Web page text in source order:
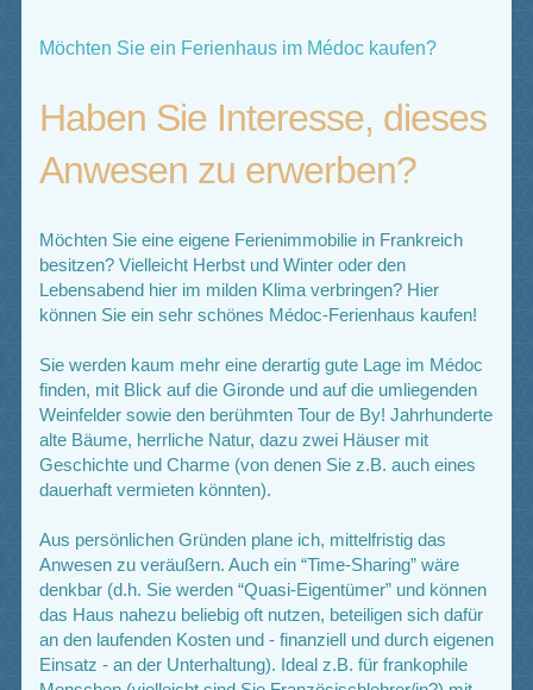
Möchten Sie ein Ferienhaus im Médoc kaufen?
Haben Sie Interesse, dieses
Anwesen zu erwerben?
Möchten Sie eine eigene Ferienimmobilie in Frankreich
besitzen? Vielleicht Herbst und Winter oder den
Lebensabend hier im milden Klima verbringen? Hier
können Sie ein sehr schönes Médoc-Ferienhaus kaufen!
Sie werden kaum mehr eine derartig gute Lage im Médoc
finden, mit Blick auf die Gironde und auf die umliegenden
Weinfelder sowie den berühmten Tour de By! Jahrhunderte
alte Bäume, herrliche Natur, dazu zwei Häuser mit
Geschichte und Charme (von denen Sie z.B. auch eines
dauerhaft vermieten könnten).
Aus persönlichen Gründen plane ich, mittelfristig das
Anwesen zu veräußern. Auch ein “Time-Sharing” wäre
denkbar (d.h. Sie werden “Quasi-Eigentümer” und können
das Haus nahezu beliebig oft nutzen, beteiligen sich dafür
an den laufenden Kosten und - finanziell und durch eigenen
Einsatz - an der Unterhaltung). Ideal z.B. für frankophile